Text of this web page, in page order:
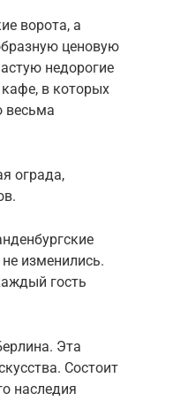
ворота, а
ценовую
недорогие
в которых
весьма
ограда,
изменились.
гость
Эта
Состоит
наследия